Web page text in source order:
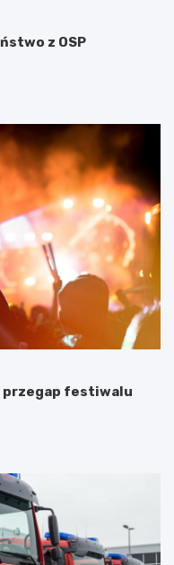
z OSP
przegap festiwalu